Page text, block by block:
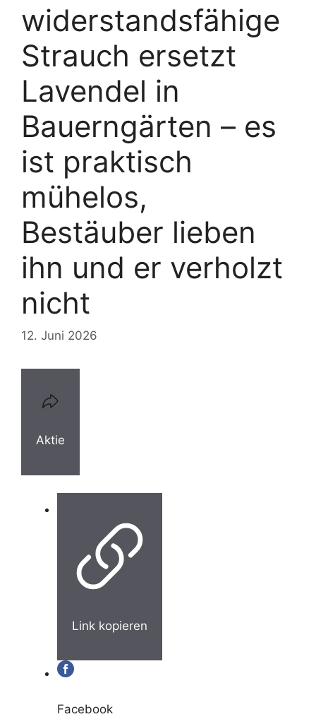
widerstandsfähige
Strauch ersetzt
Lavendel in
Bauerngärten – es
ist praktisch
mühelos,
Bestäuber lieben
ihn und er verholzt
nicht
12. Juni 2026
Aktie
Link kopieren
Facebook